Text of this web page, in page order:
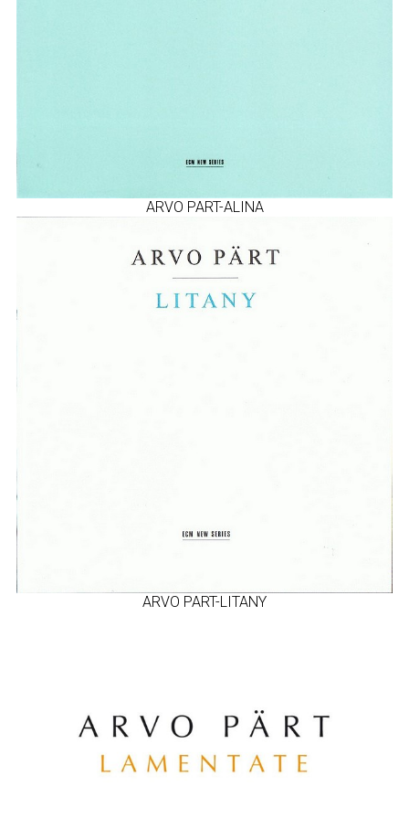
ARVO PART-ALINA
ARVO PART-LITANY